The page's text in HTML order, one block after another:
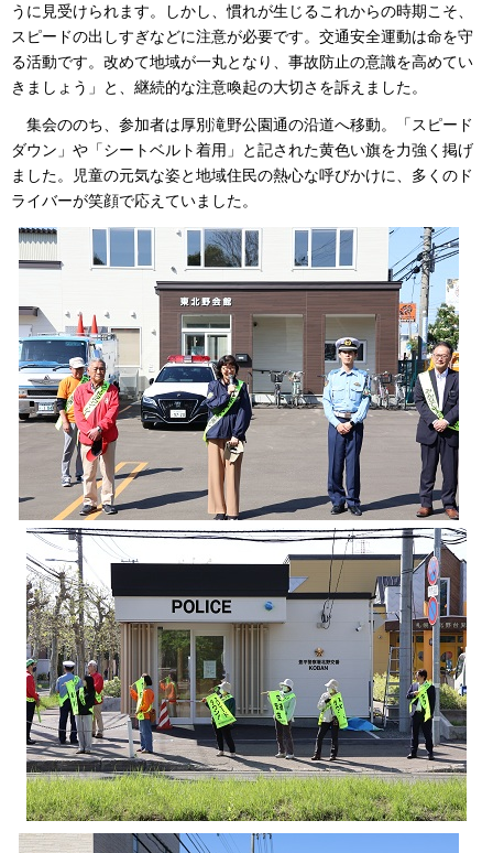
うに見受けられます。しかし、慣れが生じるこれからの時期こそ、
スピードの出しすぎなどに注意が必要です。交通安全運動は命を守
る活動です。改めて地域が一丸となり、事故防止の意識を高めてい
きましょう」と、継続的な注意喚起の大切さを訴えました。
集会ののち、参加者は厚別滝野公園通の沿道へ移動。「スピード
ダウン」や「シートベルト着用」と記された黄色い旗を力強く掲げ
ました。児童の元気な姿と地域住民の熱心な呼びかけに、多くのド
ライバーが笑顔で応えていました。